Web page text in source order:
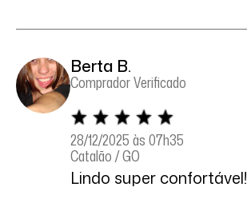
Berta B.
Comprador Verificado
28/12/2025 às 07h35
Catalão / GO
Lindo super confortável!